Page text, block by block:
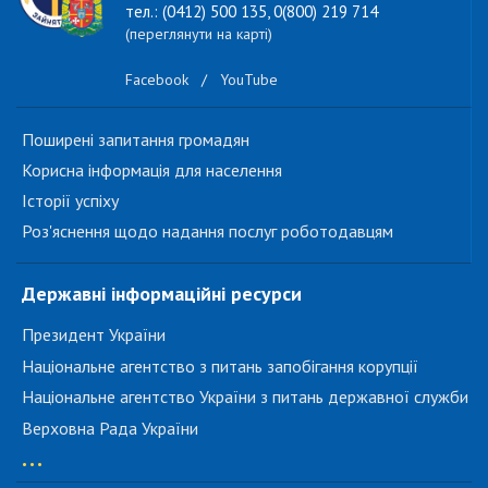
тел.: (0412) 500 135, 0(800) 219 714
(переглянути на карті)
Facebook / YouTube
Поширені запитання громадян
Корисна інформація для населення
Історії успіху
Роз'яснення щодо надання послуг роботодавцям
Державні інформаційні ресурси
Президент України
Національне агентство з питань запобігання корупції
Національне агентство України з питань державної служби
Верховна Рада України
...